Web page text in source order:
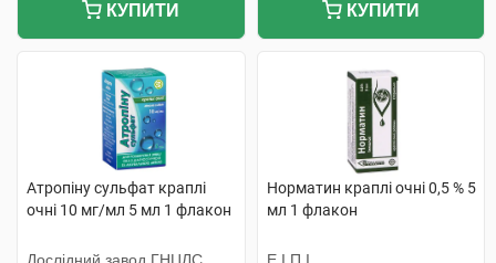
КУПИТИ КУПИТИ
Атропіну сульфат краплі
очні 10 мг/мл 5 мл 1 флакон
Норматин краплі очні 0,5 % 5
мл 1 флакон